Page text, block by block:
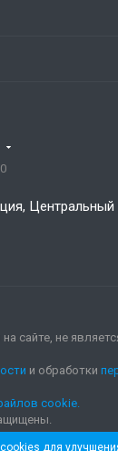
Центральный
сайте, не
и обработки
cookie.
для